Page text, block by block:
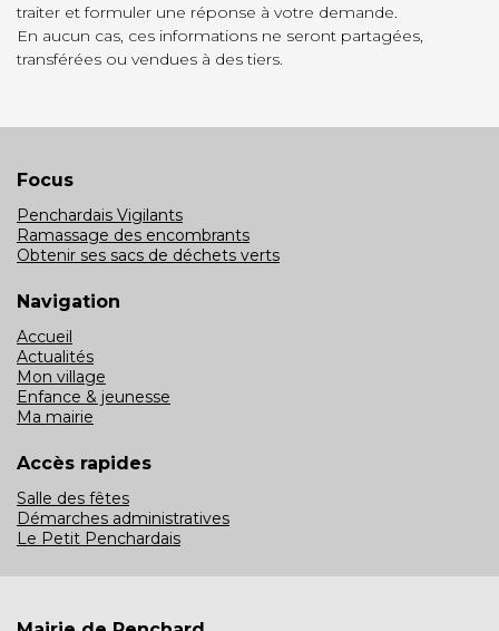
traiter et formuler une réponse à votre demande.
En aucun cas, ces informations ne seront partagées,
transférées ou vendues à des tiers.
Focus
Penchardais Vigilants
Ramassage des encombrants
Obtenir ses sacs de déchets verts
Navigation
Accueil
Actualités
Mon village
Enfance & jeunesse
Ma mairie
Accès rapides
Salle des fêtes
Démarches administratives
Le Petit Penchardais